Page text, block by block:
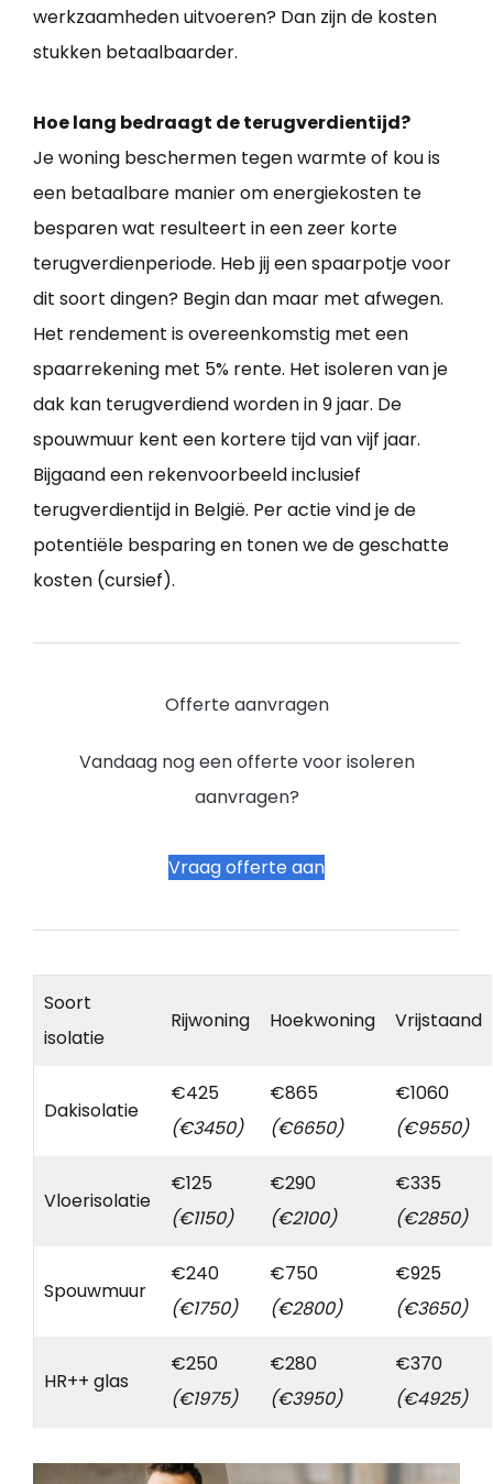
werkzaamheden uitvoeren? Dan zijn de kosten
stukken betaalbaarder.
Hoe lang bedraagt de terugverdientijd?
Je woning beschermen tegen warmte of kou is
een betaalbare manier om energiekosten te
besparen wat resulteert in een zeer korte
terugverdienperiode. Heb jij een spaarpotje voor
dit soort dingen? Begin dan maar met afwegen.
Het rendement is overeenkomstig met een
spaarrekening met 5% rente. Het isoleren van je
dak kan terugverdiend worden in 9 jaar. De
spouwmuur kent een kortere tijd van vijf jaar.
Bijgaand een rekenvoorbeeld inclusief
terugverdientijd in België. Per actie vind je de
potentiële besparing en tonen we de geschatte
kosten (cursief).
Offerte aanvragen
Vandaag nog een offerte voor isoleren
aanvragen?
Vraag offerte aan
Soort
isolatie
Rijwoning Hoekwoning Vrijstaand
Dakisolatie
€425
(€3450)
€865
(€6650)
€1060
(€9550)
Vloerisolatie
€125
(€1150)
€290
(€2100)
€335
(€2850)
Spouwmuur
€240
(€1750)
€750
(€2800)
€925
(€3650)
HR++ glas
€250
(€1975)
€280
(€3950)
€370
(€4925)